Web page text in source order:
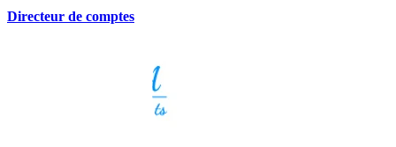
Directeur de comptes